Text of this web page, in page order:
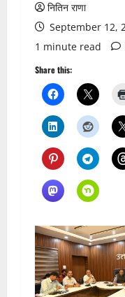
नितिन राणा
September 12,
1 minute read
Share this: